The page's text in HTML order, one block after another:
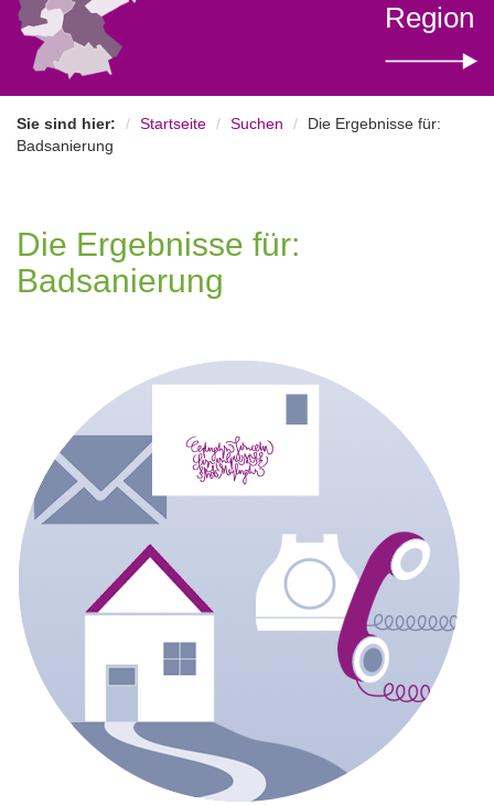
Region
Sie sind hier: Startseite Suchen
Die Ergebnisse für:
Badsanierung
Die Ergebnisse für:
Badsanierung